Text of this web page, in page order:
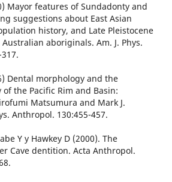
Mayor features of Sundadonty and
suggestions about East Asian
history, and Late Pleistocene
aboriginals. Am. J. Phys.
Dental morphology and the
the Pacific Rim and Basin:
Matsumura and Mark J.
Anthropol. 130:455-457.
Y y Hawkey D (2000). The
Cave dentition. Acta Anthropol.